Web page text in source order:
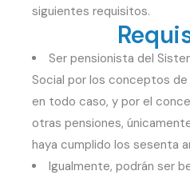
siguientes requisitos.
Ser pensionista del
Social por los conceptos de
en todo caso, y por el
otras pensiones,
haya cumplido los sesenta
Igualmente, podrán ser